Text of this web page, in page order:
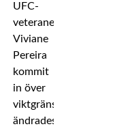
UFC-
veteranen
Viviane
Pereira
kommit
in över
viktgränsen
ändrades